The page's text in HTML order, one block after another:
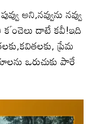
అని,నవ్వును నవ్వు
కౕంచెలు దాటే కవీ!ఇది
ప్రేమ
ఒరుచుకు పారే